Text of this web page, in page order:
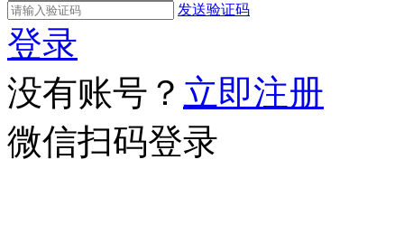
发送验证码
登录
没有账号？ 立即注册
微信扫码登录